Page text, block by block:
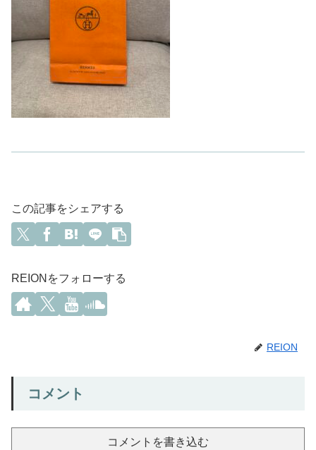
この記事をシェアする
REIONをフォローする
REION
コメント
コメントを書き込む